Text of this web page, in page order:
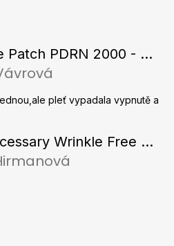
VELLA Eye Patch PDRN 2000 - Tající hydrogelové náplasti pod oči s PDRN 72 g / 60 ks
je 5 z 5 hvězdiček.
pleť vypadala vypnutě a
VELLA Necessary Wrinkle Free Ampoule - Protivrásková ampule s kolagenovými vlákny a zlatým práškem 50 ml
je 5 z 5 hvězdiček.